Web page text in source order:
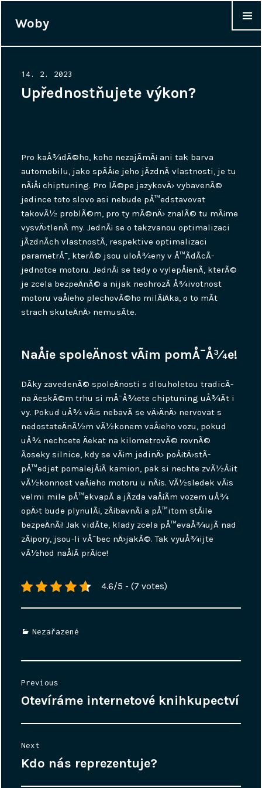
Woby
Posted
on
14. 2. 2023
Upřednostňujete výkon?
Pro kaÅ¾dÃ©ho, koho nezajÃ­mÃ¡ ani tak barva
automobilu, jako spÃ­Å¡e jeho jÃ­zdnÃ­ vlastnosti, je tu
nÃ¡Å¡chiptuning. Pro lÃ©pe jazykovÄ› vybavenÃ©
jedince toto slovo asi nebude pÅ™edstavovat
takovÃ½ problÃ©m, pro ty mÃ©nÄ› znalÃ© tu mÃ¡me
vysvÄ›tlenÃ­ my. JednÃ¡ se o takzvanou optimalizaci
jÃ­zdnÃ­ch vlastnostÃ­, respektive optimalizaci
parametrÅ¯, kterÃ© jsou uloÅ¾eny v Å™Ã­dÃ­cÃ­
jednotce motoru. JednÃ¡ se tedy o vylepÅ¡enÃ­, kterÃ©
je zcela bezpeÄnÃ© a nijak neohrozÃ­ Å¾ivotnost
motoru vaÅ¡eho plechovÃ©ho milÃ¡Äka, o to mÃ­t
strach skuteÄnÄ› nemusÃ­te.
NaÅ¡e spoleÄnost vÃ¡m pomÅ¯Å¾e!
DÃ­ky zavedenÃ© spoleÄnosti s dlouholetou tradicÃ­
na ÄeskÃ©m trhu si mÅ¯Å¾ete chiptuning uÅ¾Ã­t i
vy. Pokud uÅ¾ vÃ¡s nebavÃ­ se vÄ›ÄnÄ› nervovat s
nedostateÄnÃ½m vÃ½konem vaÅ¡eho vozu, pokud
uÅ¾ nechcete Äekat na kilometrovÃ© rovnÃ©
Ãºseky silnice, kdy se vÃ¡m jedinÄ› poÅ¡tÄ›stÃ­
pÅ™edjet pomalejÅ¡Ã­ kamion, pak si nechte zvÃ½Å¡it
vÃ½konnost vaÅ¡eho motoru u nÃ¡s. VÃ½sledek vÃ¡s
velmi mile pÅ™ekvapÃ­ a jÃ­zda vaÅ¡Ã­m vozem uÅ¾
opÄ›t bude plynulÃ¡, zÃ¡bavnÃ¡ a pÅ™itom stÃ¡le
bezpeÄnÃ¡! Jak vidÃ­te, klady zcela pÅ™evaÅ¾ujÃ­ nad
zÃ¡pory, jsou-li vÅ¯bec nÄ›jakÃ©. Tak vyuÅ¾ijte
vÃ½hod naÅ¡Ã­ prÃ¡ce!
4.6/5 - (7 votes)
Categories
Nezařazené
pro
Previous
Previous
Otevíráme internetové knihkupectví
Next
Next
Kdo nás reprezentuje?